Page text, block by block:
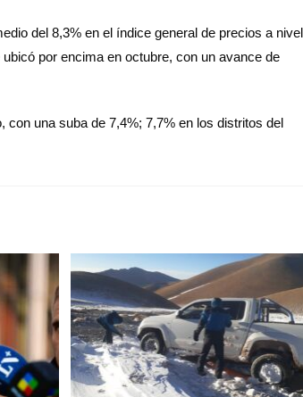
del 8,3% en el índice general de precios a nivel
por encima en octubre, con un avance de
una suba de 7,4%; 7,7% en los distritos del